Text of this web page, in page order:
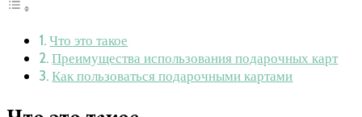
Что это такое
Преимущества использования подарочных карт
Как пользоваться подарочными картами